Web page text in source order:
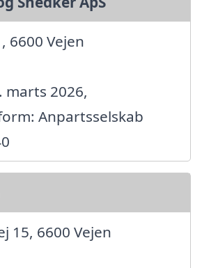
6600 Vejen
marts 2026,
Anpartsselskab
15, 6600 Vejen